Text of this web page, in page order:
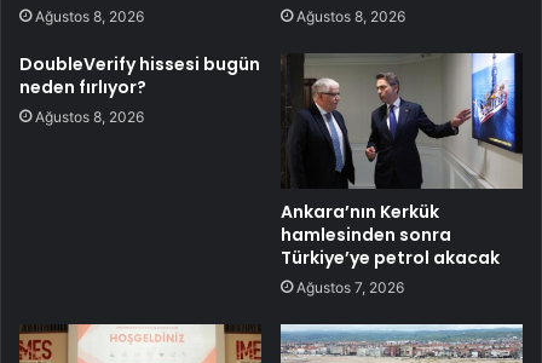
Ağustos 8, 2026 Ağustos 8, 2026
DoubleVerify hissesi bugün
neden fırlıyor?
Ağustos 8, 2026
Ankara’nın Kerkük
hamlesinden sonra
Türkiye’ye petrol akacak
Ağustos 7, 2026